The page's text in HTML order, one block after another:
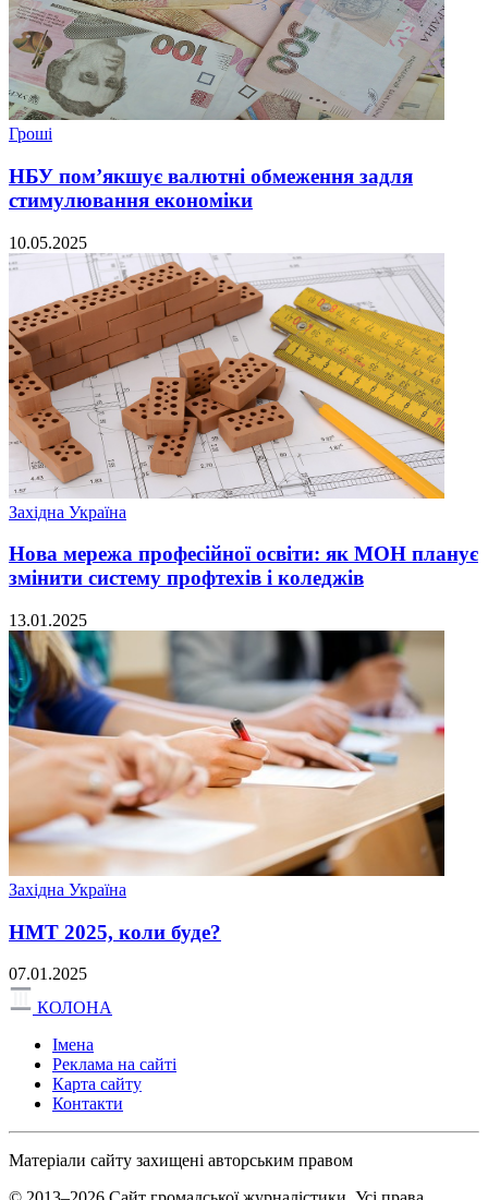
Гроші
НБУ пом’якшує валютні обмеження задля
стимулювання економіки
10.05.2025
Західна Україна
Нова мережа професійної освіти: як МОН планує
змінити систему профтехів і коледжів
13.01.2025
Західна Україна
НМТ 2025, коли буде?
07.01.2025
КОЛОНА
Імена
Реклама на сайті
Карта сайту
Контакти
Матеріали сайту захищені авторським правом